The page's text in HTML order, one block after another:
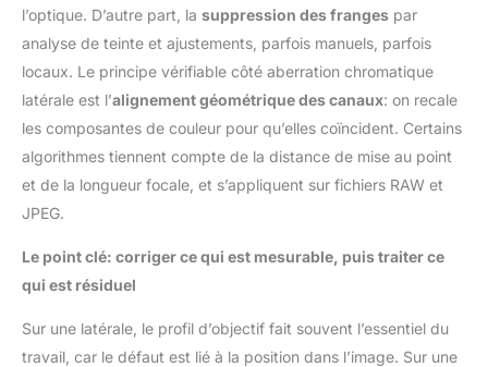
l’optique. D’autre part, la suppression des franges par
analyse de teinte et ajustements, parfois manuels, parfois
locaux. Le principe vérifiable côté aberration chromatique
latérale est l’alignement géométrique des canaux: on recale
les composantes de couleur pour qu’elles coïncident. Certains
algorithmes tiennent compte de la distance de mise au point
et de la longueur focale, et s’appliquent sur fichiers RAW et
JPEG.
Le point clé: corriger ce qui est mesurable, puis traiter ce
qui est résiduel
Sur une latérale, le profil d’objectif fait souvent l’essentiel du
travail, car le défaut est lié à la position dans l’image. Sur une